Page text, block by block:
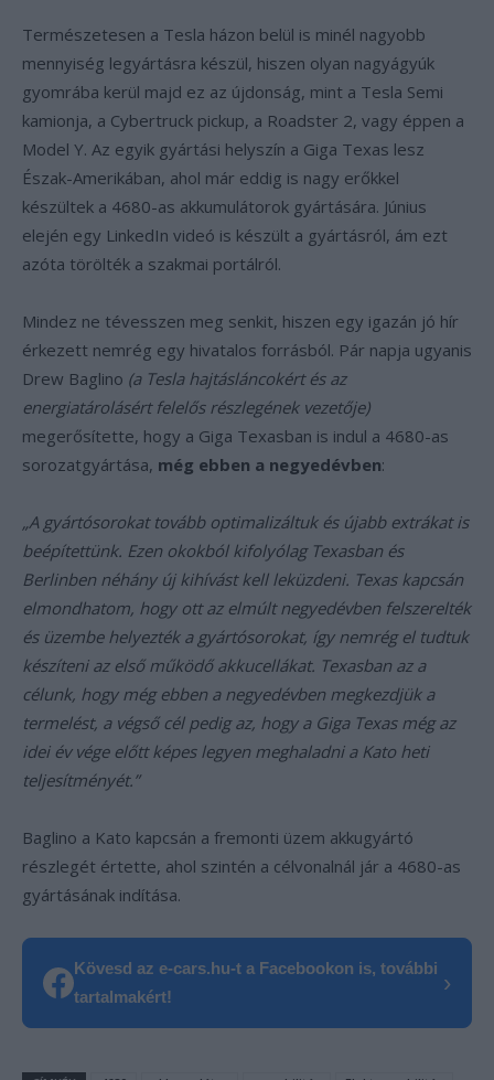
Természetesen a Tesla házon belül is minél nagyobb
mennyiség legyártásra készül, hiszen olyan nagyágyúk
gyomrába kerül majd ez az újdonság, mint a Tesla Semi
kamionja, a Cybertruck pickup, a Roadster 2, vagy éppen a
Model Y. Az egyik gyártási helyszín a Giga Texas lesz
Észak-Amerikában, ahol már eddig is nagy erőkkel
készültek a 4680-as akkumulátorok gyártására. Június
elején egy LinkedIn videó is készült a gyártásról, ám ezt
azóta törölték a szakmai portálról.
Mindez ne tévesszen meg senkit, hiszen egy igazán jó hír
érkezett nemrég egy hivatalos forrásból. Pár napja ugyanis
Drew Baglino (a Tesla hajtásláncokért és az
energiatárolásért felelős részlegének vezetője)
megerősítette, hogy a Giga Texasban is indul a 4680-as
sorozatgyártása, még ebben a negyedévben:
„A gyártósorokat tovább optimalizáltuk és újabb extrákat is
beépítettünk. Ezen okokból kifolyólag Texasban és
Berlinben néhány új kihívást kell leküzdeni. Texas kapcsán
elmondhatom, hogy ott az elmúlt negyedévben felszerelték
és üzembe helyezték a gyártósorokat, így nemrég el tudtuk
készíteni az első működő akkucellákat. Texasban az a
célunk, hogy még ebben a negyedévben megkezdjük a
termelést, a végső cél pedig az, hogy a Giga Texas még az
idei év vége előtt képes legyen meghaladni a Kato heti
teljesítményét.”
Baglino a Kato kapcsán a fremonti üzem akkugyártó
részlegét értette, ahol szintén a célvonalnál jár a 4680-as
gyártásának indítása.
Kövesd az e-cars.hu-t a Facebookon is, további
tartalmakért!
›